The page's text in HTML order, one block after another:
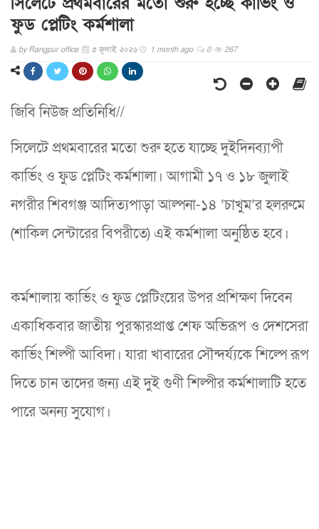
ফুড প্লেটিং কর্মশালা
byRangpur office ৩ জুলাই, ২০২৬ 1 month ago 0 267
জিবি নিউজ প্রতিনিধি//
সিলেটে প্রথমবারের মতো শুরু হতে যাচ্ছে দুইদিনব্যাপী
কার্ভিং ও ফুড প্লেটিং কর্মশালা। আগামী ১৭ ও ১৮ জুলাই
নগরীর শিবগঞ্জ আদিত্যপাড়া আল্পনা-১৪ ‘চাখুম’র হলরুমে
(শাকিল সেন্টারের বিপরীতে) এই কর্মশালা অনুষ্ঠিত হবে।
কর্মশালায় কার্ভিং ও ফুড প্লেটিংয়ের উপর প্রশিক্ষণ দিবেন
একাধিকবার জাতীয় পুরস্কারপ্রাপ্ত শেফ অভিরূপ ও দেশসেরা
কার্ভিং শিল্পী আবিদা। যারা খাবারের সৌন্দর্য্যকে শিল্পে রূপ
দিতে চান তাদের জন্য এই দুই গুণী শিল্পীর কর্মশালাটি হতে
পারে অনন্য সুযোগ।